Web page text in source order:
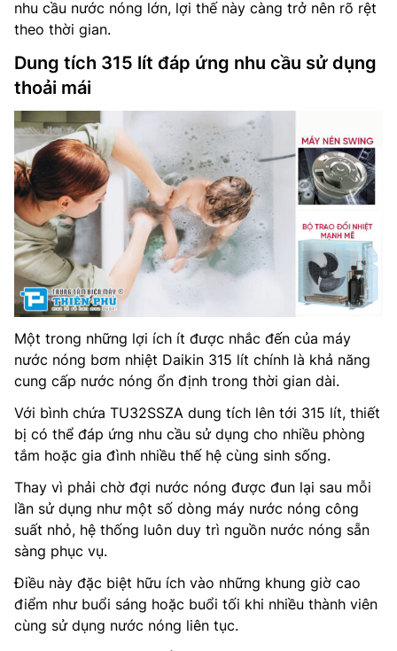
nhu cầu nước nóng lớn, lợi thế này càng trở nên rõ rệt
theo thời gian.
Dung tích 315 lít đáp ứng nhu cầu sử dụng
thoải mái
Một trong những lợi ích ít được nhắc đến của máy
nước nóng bơm nhiệt Daikin 315 lít chính là khả năng
cung cấp nước nóng ổn định trong thời gian dài.
Với bình chứa TU32SSZA dung tích lên tới 315 lít, thiết
bị có thể đáp ứng nhu cầu sử dụng cho nhiều phòng
tắm hoặc gia đình nhiều thế hệ cùng sinh sống.
Thay vì phải chờ đợi nước nóng được đun lại sau mỗi
lần sử dụng như một số dòng máy nước nóng công
suất nhỏ, hệ thống luôn duy trì nguồn nước nóng sẵn
sàng phục vụ.
Điều này đặc biệt hữu ích vào những khung giờ cao
điểm như buổi sáng hoặc buổi tối khi nhiều thành viên
cùng sử dụng nước nóng liên tục.